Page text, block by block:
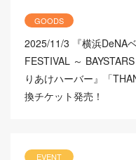
GOODS
2025/11/3
『横浜DeNA
FESTIVAL ～
りあけハーバー』「
換チケット発売！
EVENT